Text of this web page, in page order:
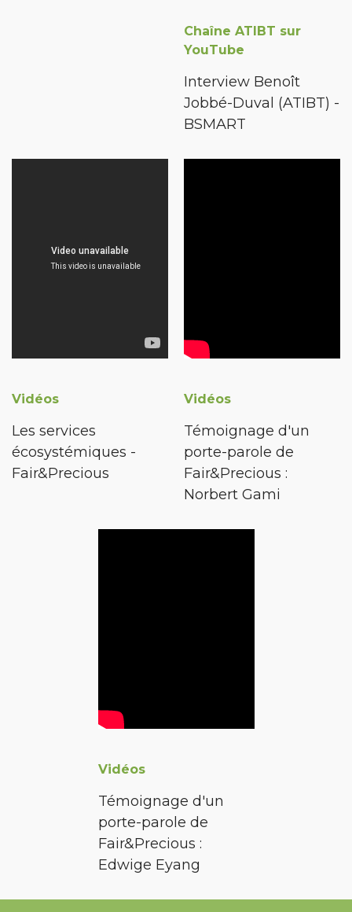
Chaîne ATIBT sur
YouTube
Interview Benoît
Jobbé-Duval (ATIBT) -
BSMART
Vidéos
Les services
écosystémiques -
Fair&Precious
Vidéos
Témoignage d'un
porte-parole de
Fair&Precious :
Norbert Gami
Vidéos
Témoignage d'un
porte-parole de
Fair&Precious :
Edwige Eyang